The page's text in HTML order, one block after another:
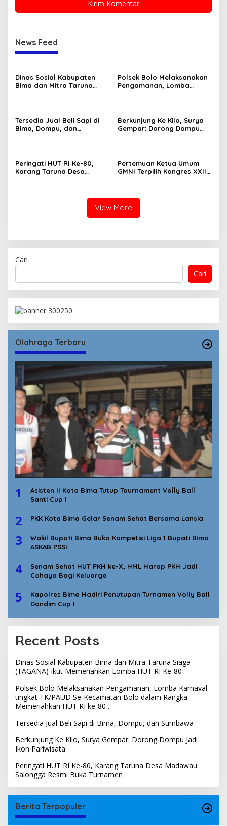
News Feed
Dinas Sosial Kabupaten
Bima dan Mitra Taruna
Polsek Bolo Melaksanakan
Pengamanan, Lomba
RI ke-80 .
Tersedia Jual Beli Sapi di
Bima, Dompu, dan
Berkunjung Ke Kilo, Surya
Gempar: Dorong Dompu
Peringati HUT RI Ke-80,
Karang Taruna Desa
Pertemuan Ketua Umum
GMNI Terpilih Kongres XXII
Persatuan
View More
Cari
Cari
Olahraga Terbaru
1
Asisten II Kota Bima Tutup Tournament Volly Ball
Santi Cup I
2 PKK Kota Bima Gelar Senam Sehat Bersama Lansia
3
Wakil Bupati Bima Buka Kompetisi Liga 1 Bupati Bima
ASKAB PSSI.
4
Senam Sehat HUT PKH ke-X, HML Harap PKH Jadi
Cahaya Bagi Keluarga
5
Kapolres Bima Hadiri Penutupan Turnamen Volly Ball
Dandim Cup I
Recent Posts
Dinas Sosial Kabupaten Bima dan Mitra Taruna Siaga
(TAGANA) Ikut Memeriahkan Lomba HUT RI Ke-80
Polsek Bolo Melaksanakan Pengamanan, Lomba Karnaval
tingkat TK/PAUD Se-Kecamatan Bolo dalam Rangka
Memeriahkan HUT RI ke-80 .
Tersedia Jual Beli Sapi di Bima, Dompu, dan Sumbawa
Berkunjung Ke Kilo, Surya Gempar: Dorong Dompu Jadi
Ikon Pariwisata
Peringati HUT RI Ke-80, Karang Taruna Desa Madawau
Salongga Resmi Buka Turnamen
Berita Terpopuler